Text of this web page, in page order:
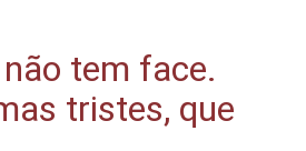
tem face.
tristes, que